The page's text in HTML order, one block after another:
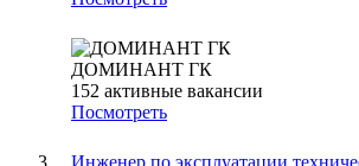
ДОМИНАНТ ГК
152 активные вакансии
Посмотреть